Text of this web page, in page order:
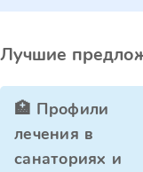
Лучшие
🏥 Профили
лечения в
санаториях и